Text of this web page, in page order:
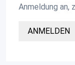
Anmeldung an,
ANMELDEN